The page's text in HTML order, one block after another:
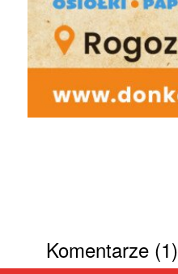
Komentarze (1)